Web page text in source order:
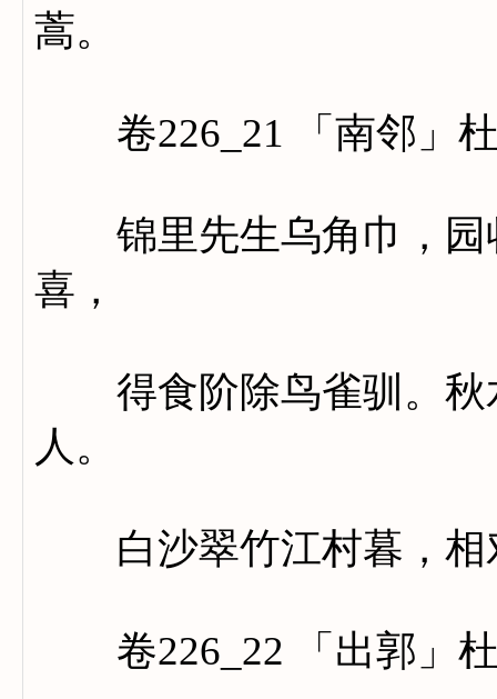
蒿。
卷226_21 「南邻」
锦里先生乌角巾，园
喜，
得食阶除鸟雀驯。秋
人。
白沙翠竹江村暮，相
卷226_22 「出郭」